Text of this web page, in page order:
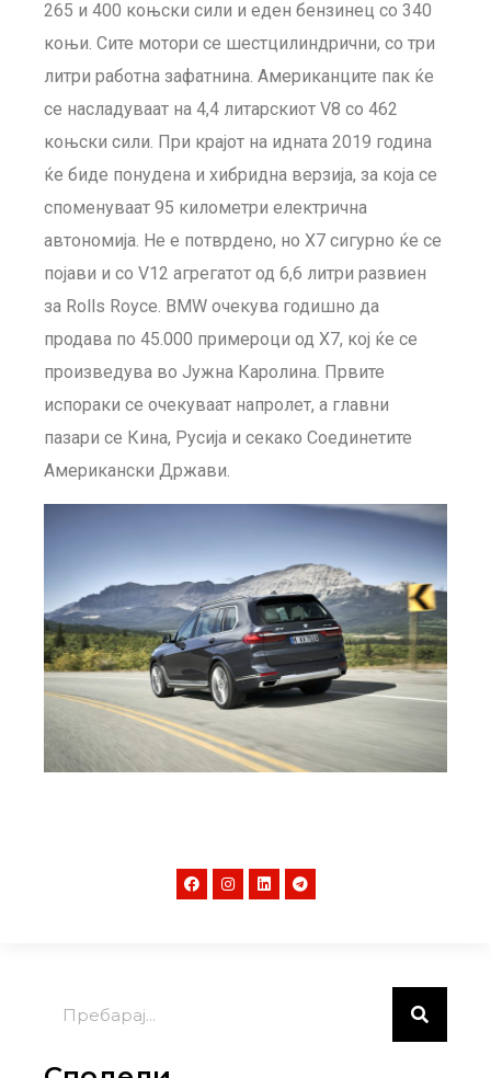
265 и 400 коњски сили и еден бензинец со 340
коњи. Сите мотори се шестцилиндрични, со три
литри работна зафатнина. Американците пак ќе
се насладуваат на 4,4 литарскиот V8 со 462
коњски сили. При крајот на идната 2019 година
ќе биде понудена и хибридна верзија, за која се
споменуваат 95 километри електрична
автономија. Не е потврдено, но X7 сигурно ќе се
појави и со V12 агрегатот од 6,6 литри развиен
за Rolls Royce. BMW очекува годишно да
продава по 45.000 примероци од X7, кој ќе се
произведува во Јужна Каролина. Првите
испораки се очекуваат напролет, а главни
пазари се Кина, Русија и секако Соединетите
Американски Држави.